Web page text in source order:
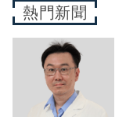
熱門新聞